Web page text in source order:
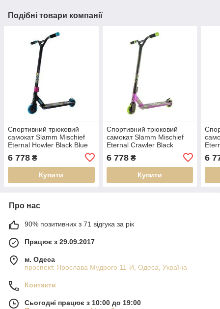
Подібні товари компанії
Спортивний трюковий
самокат Slamm Mischief
Eternal Howler Black Blue
6 778 ₴
Купити
Спортивний трюковий
самокат Slamm Mischief
Eternal Crawler Black
Фіолетовий, Чорний)
6 778₴
Купити
6
Про нас
90% позитивних з 71 відгука за рік
Працює з 29.09.2017
м. Одеса
проспект. Ярослава Мудрого 11-И, Одеса, Україна
Контакти
Сьогодні працює з 10:00 до 19:00